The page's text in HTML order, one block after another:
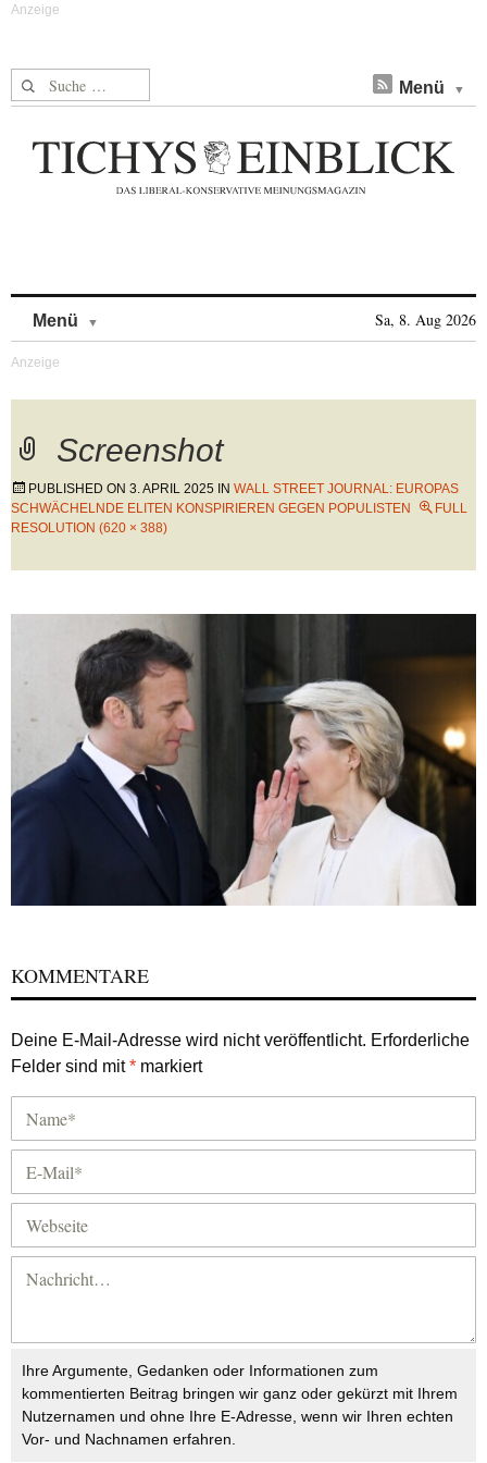
Suche nach: Menü
Menü Sa, 8. Aug 2026
Screenshot
PUBLISHED ON 3. APRIL 2025 IN WALL STREET JOURNAL: EUROPAS
SCHWÄCHELNDE ELITEN KONSPIRIEREN GEGEN POPULISTEN
FULL
RESOLUTION (620 × 388)
KOMMENTARE
Deine E-Mail-Adresse wird nicht veröffentlicht. Erforderliche
Felder sind mit* markiert
Ihre Argumente, Gedanken oder Informationen zum
kommentierten Beitrag bringen wir ganz oder gekürzt mit Ihrem
Nutzernamen und ohne Ihre E-Adresse, wenn wir Ihren echten
Vor- und Nachnamen erfahren.